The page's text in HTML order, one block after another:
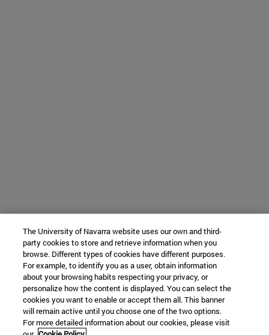
The University of Navarra website uses our own and third-
party cookies to store and retrieve information when you
browse. Different types of cookies have different purposes.
For example, to identify you as a user, obtain information
about your browsing habits respecting your privacy, or
personalize how the content is displayed. You can select the
cookies you want to enable or accept them all. This banner
will remain active until you choose one of the two options.
For more detailed information about our cookies, please visit